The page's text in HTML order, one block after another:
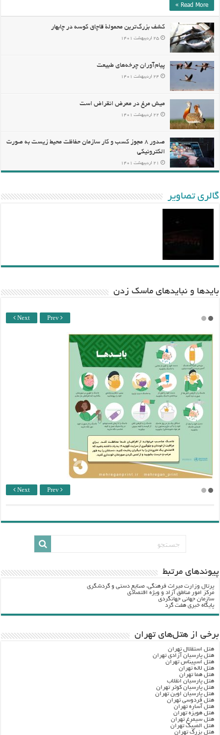
Read More »
کشف بزرگ‌ترین محمولۀ قاچاق کوسه در چابهار
۲۵ اردیبهشت ۱۴۰۱
پیام‌آوران چرخه‌های طبیعت
۲۴ اردیبهشت ۱۴۰۱
میش مرغ در معرض انقراض است
۲۲ اردیبهشت ۱۴۰۱
صدور ۸ مجوز کسب و کار سازمان حفاظت محیط زیست به صورت
الکترونیکی
۲۱ اردیبهشت ۱۴۰۱
گالری تصاویر
باید‌ها و نبایدهای ماسک زدن
Next Prev
Next Prev
پيوندهاي مرتبط
پرتال وزارت ميراث فرهنگي، صنایع دستی و گردشگري
مرکز امور مناطق آزاد و ویژه اقتصادی
سازمان جهانی جهانگردی
پایگاه خبری هفت گرد
برخی از هتل‌های تهران
هتل استقلال تهران
هتل پارسیان آزادی تهران
هتل اسپیناس تهران
هتل لاله تهران
هتل هما تهران
هتل پارسیان انقلاب
هتل پارسیان کوثر تهران
هتل پارسیان اوین تهران
هتل فردوسی تهران
هتل آساره تهران
هتل هویزه تهران
هتل سیمرغ تهران
هتل المپیک تهران
هتل بزرگ تهران